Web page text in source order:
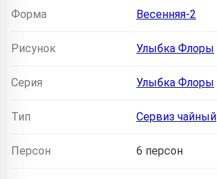
Форма Весенняя-2
Рисунок Улыбка Флоры
Серия Улыбка Флоры
Тип Сервиз чайный
Персон 6 персон